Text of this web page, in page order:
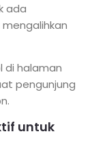
ada
di halaman
pengunjung
untuk